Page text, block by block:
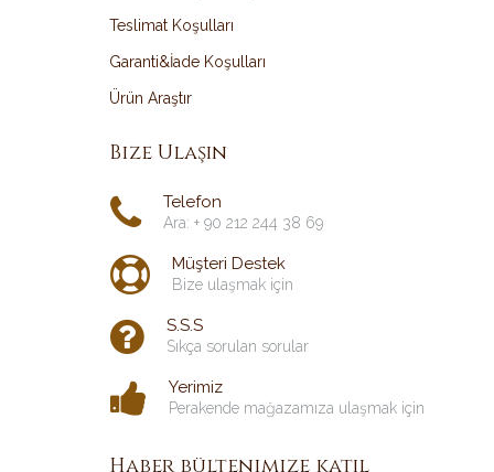
Teslimat Koşulları
Garanti&İade Koşulları
Ürün Araştır
Bize Ulaşın
Telefon
Ara: + 90 212 244 38 69
Müşteri Destek
Bize ulaşmak için
S.S.S
Sıkça sorulan sorular
Yerimiz
Perakende mağazamıza ulaşmak için
Haber bültenimize katıl